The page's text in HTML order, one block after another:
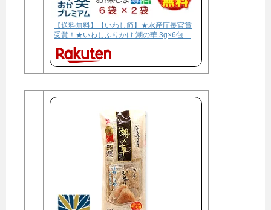
【送料無料】【いわし節】★水産庁長官賞
受賞！★いわしふりかけ 潮の華 3g×6包…